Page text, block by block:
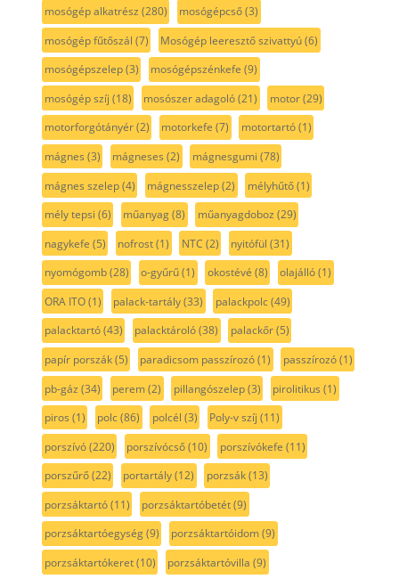
mosógép alkatrész (280) mosógépcső(3)
mosógép fűtőszál (7) Mosógép leeresztő szivattyú(6)
mosógépszelep(3) mosógépszénkefe (9)
mosógép szíj (18) mosószer adagoló(21) motor(29)
motorforgótányér(2) motorkefe (7) motortartó(1)
mágnes (3) mágneses (2) mágnesgumi (78)
mágnes szelep(4) mágnesszelep(2) mélyhűtő(1)
mély tepsi (6) műanyag(8) műanyagdoboz (29)
nagykefe (5) nofrost(1) NTC (2) nyitófül (31)
nyomógomb(28) o-gyűrű(1) okostévé (8) olajálló(1)
ORA ITO(1) palack-tartály(33) palackpolc(49)
palacktartó(43) palacktároló(38) palackőr(5)
papír porszák(5) paradicsom passzírozó(1) passzírozó(1)
pb-gáz (34) perem(2) pillangószelep(3) pirolitikus (1)
piros (1) polc(86) polcél (3) Poly-v szíj (11)
porszívó(220) porszívócső(10) porszívókefe (11)
porszűrő(22) portartály(12) porzsák(13)
porzsáktartó(11) porzsáktartóbetét(9)
porzsáktartóegység(9) porzsáktartóidom(9)
porzsáktartókeret(10) porzsáktartóvilla (9)